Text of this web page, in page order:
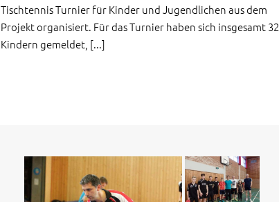
Tischtennis Turnier für Kinder und Jugendlichen aus dem
Projekt organisiert. Für das Turnier haben sich insgesamt 32
Kindern gemeldet, [...]